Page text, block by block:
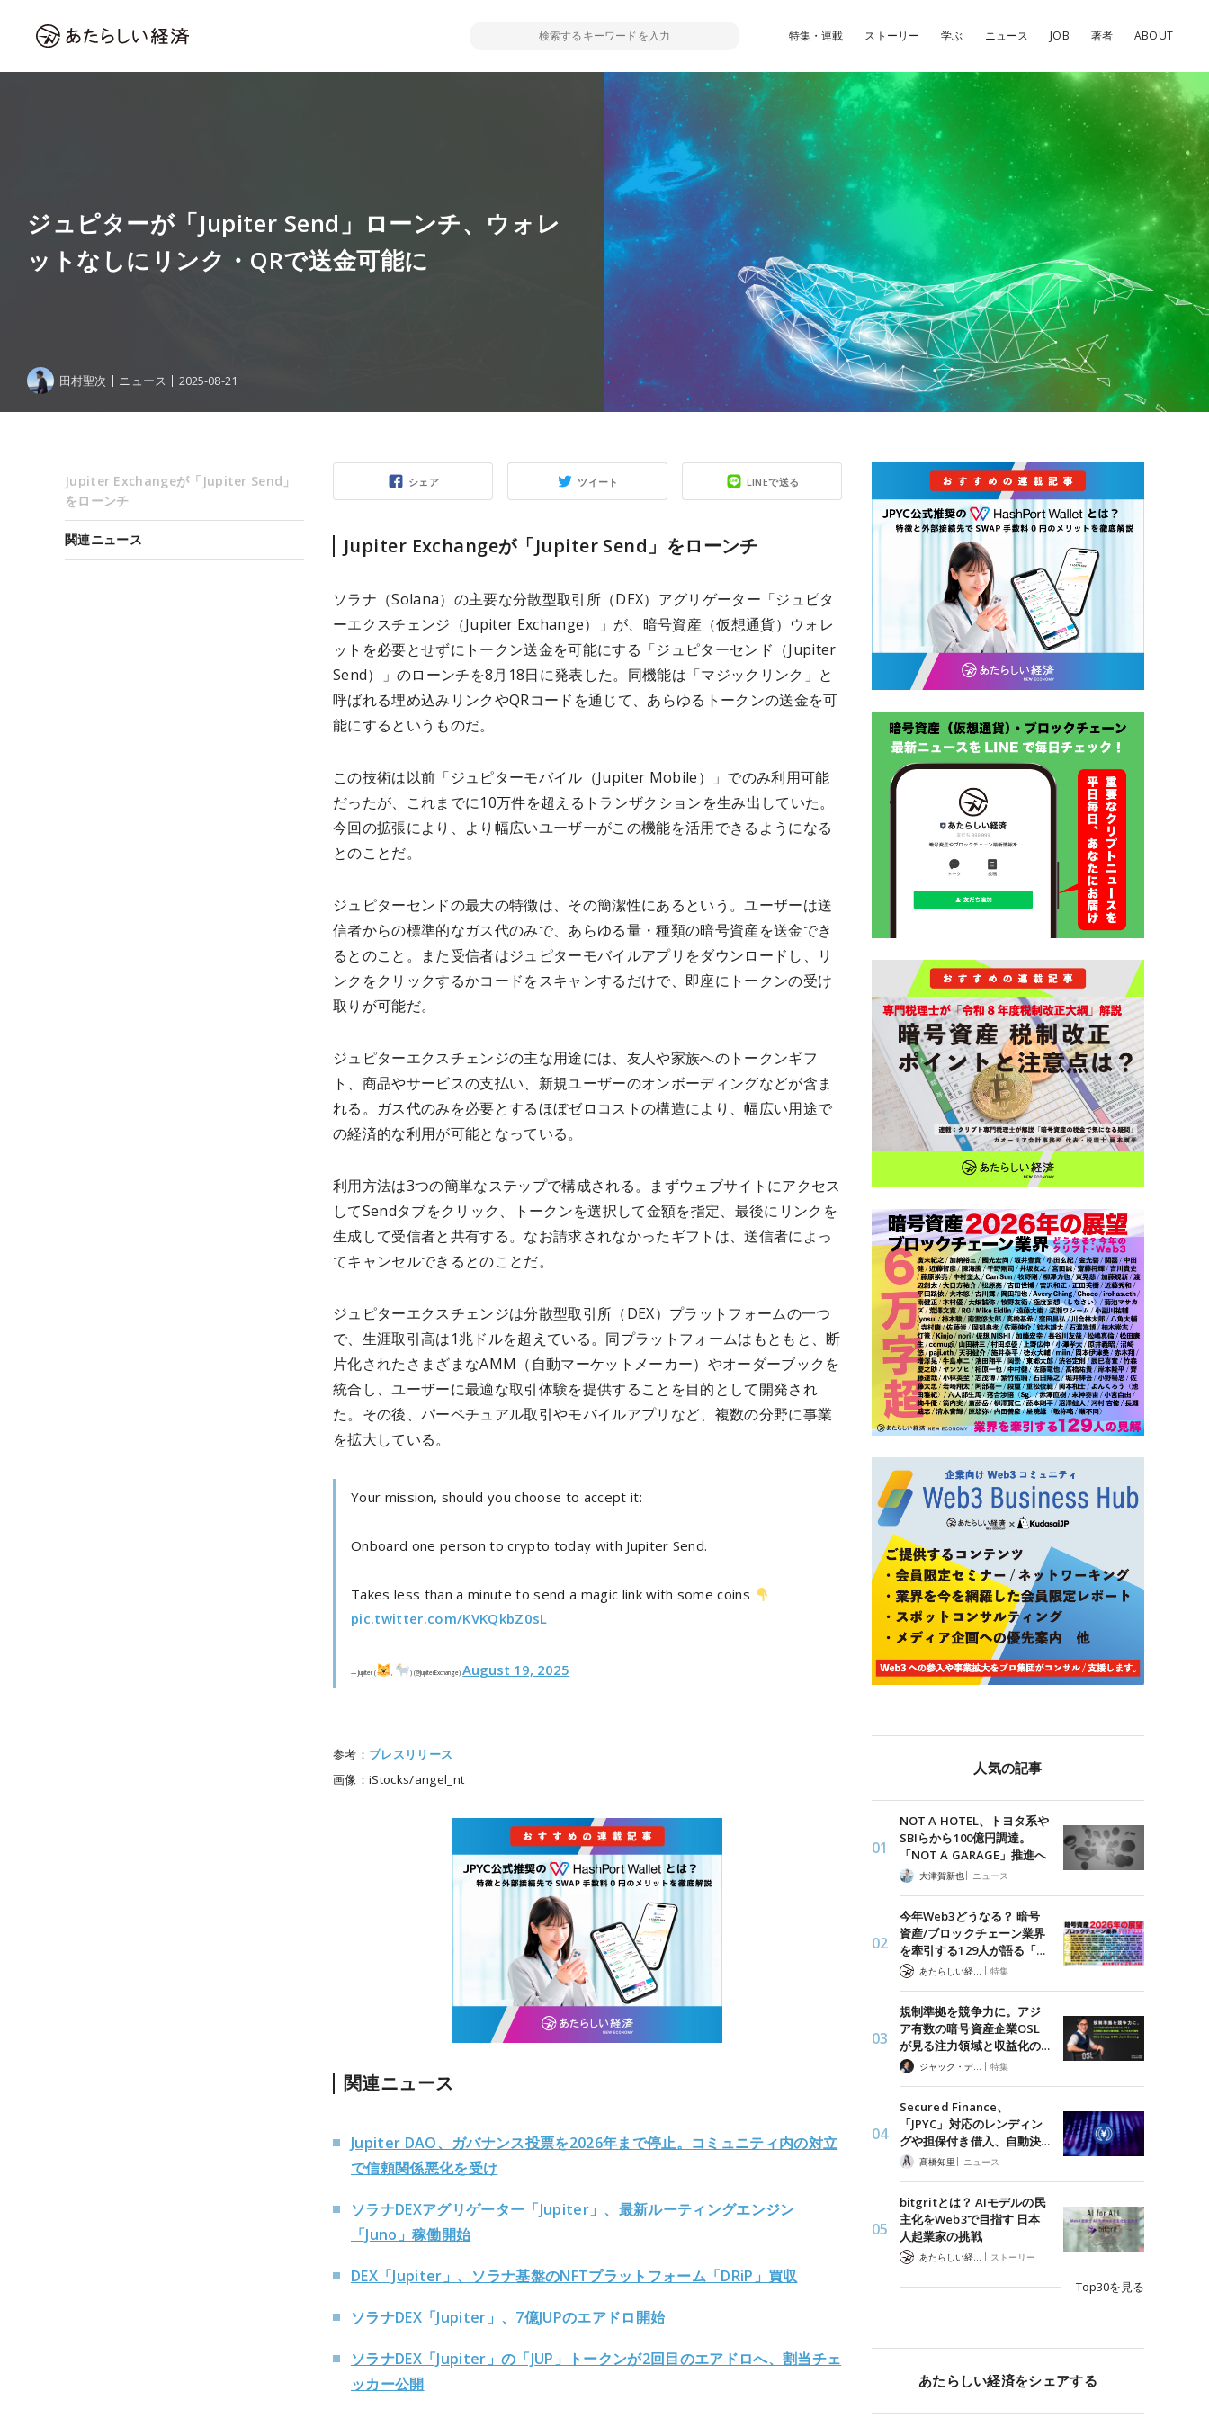
特集・連載 ストーリー 学ぶ ニュース JOB 著者 ABOUT
ジュピターが「Jupiter Send」ローンチ、ウォレ
ットなしにリンク・QRで送金可能に
田村聖次 ニュース 2025-08-21
シェア ツイート LINEで送る
Jupiter Exchangeが「Jupiter Send」をローンチ
ソラナ（Solana）の主要な分散型取引所（DEX）アグリゲーター「ジュピタ
ーエクスチェンジ（Jupiter Exchange）」が、暗号資産（仮想通貨）ウォレ
ットを必要とせずにトークン送金を可能にする「ジュピターセンド（Jupiter
Send）」のローンチを8月18日に発表した。同機能は「マジックリンク」と
呼ばれる埋め込みリンクやQRコードを通じて、あらゆるトークンの送金を可
能にするというものだ。
この技術は以前「ジュピターモバイル（Jupiter Mobile）」でのみ利用可能
だったが、これまでに10万件を超えるトランザクションを生み出していた。
今回の拡張により、より幅広いユーザーがこの機能を活用できるようになる
とのことだ。
ジュピターセンドの最大の特徴は、その簡潔性にあるという。ユーザーは送
信者からの標準的なガス代のみで、あらゆる量・種類の暗号資産を送金でき
るとのこと。また受信者はジュピターモバイルアプリをダウンロードし、リ
ンクをクリックするかコードをスキャンするだけで、即座にトークンの受け
取りが可能だ。
ジュピターエクスチェンジの主な用途には、友人や家族へのトークンギフ
ト、商品やサービスの支払い、新規ユーザーのオンボーディングなどが含ま
れる。ガス代のみを必要とするほぼゼロコストの構造により、幅広い用途で
の経済的な利用が可能となっている。
利用方法は3つの簡単なステップで構成される。まずウェブサイトにアクセス
してSendタブをクリック、トークンを選択して金額を指定、最後にリンクを
生成して受信者と共有する。なお請求されなかったギフトは、送信者によっ
てキャンセルできるとのことだ。
ジュピターエクスチェンジは分散型取引所（DEX）プラットフォームの一つ
で、生涯取引高は1兆ドルを超えている。同プラットフォームはもともと、断
片化されたさまざまなAMM（自動マーケットメーカー）やオーダーブックを
統合し、ユーザーに最適な取引体験を提供することを目的として開発され
た。その後、パーペチュアル取引やモバイルアプリなど、複数の分野に事業
を拡大している。
Your mission, should you choose to accept it:
Onboard one person to crypto today with Jupiter Send.
Takes less than a minute to send a magic link with some coins
pic.twitter.com/KVKQkbZ0sL
— Jupiter ( , ) (@JupiterExchange)August 19, 2025
参考： プレスリリース
画像：iStocks/angel_nt
関連ニュース
Jupiter DAO、ガバナンス投票を2026年まで停止。コミュニティ内の対立
で信頼関係悪化を受け
ソラナDEXアグリゲーター「Jupiter」、最新ルーティングエンジン
「Juno」稼働開始
DEX「Jupiter」、ソラナ基盤のNFTプラットフォーム「DRiP」買収
ソラナDEX「Jupiter」、7億JUPのエアドロ開始
ソラナDEX「Jupiter」の「JUP」トークンが2回目のエアドロへ、割当チェ
ッカー公開
Jupiter Exchangeが「Jupiter Send」
をローンチ
関連ニュース
人気の記事
NOT A HOTEL、トヨタ系や
SBIらから100億円調達。
「NOT A GARAGE」推進へ
大津賀新也| ニュース
今年Web3どうなる？ 暗号
資産/ブロックチェーン業界
を牽引する129人が語る「…
| 特集
規制準拠を競争力に。アジ
ア有数の暗号資産企業OSL
が見る注力領域と収益化の…
ジャック・デロン（Jack Derong） | 特集
Secured Finance、
「JPYC」対応のレンディン
グや担保付き借入、自動決…
髙橋知里 | ニュース
bitgritとは？ AIモデルの民
主化をWeb3で目指す 日本
人起業家の挑戦
| ストーリー
Top30を見る
あたらしい経済をシェアする